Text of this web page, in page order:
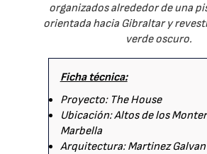
organizados alrededor de una
orientada hacia Gibraltar y
verde oscuro.
Ficha técnica:
Proyecto: The House
Ubicación: Altos de los
Marbella
Arquitectura: Martinez Galvan